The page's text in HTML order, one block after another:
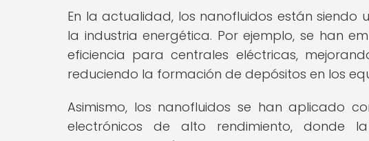
En la actualidad, los nanofluidos están
la industria energética. Por ejemplo, se han
eficiencia para centrales eléctricas,
reduciendo la formación de depósitos en los
Asimismo, los nanofluidos se han aplicado
electrónicos de alto rendimiento,